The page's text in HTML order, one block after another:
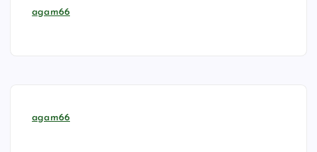
agam66
agam66